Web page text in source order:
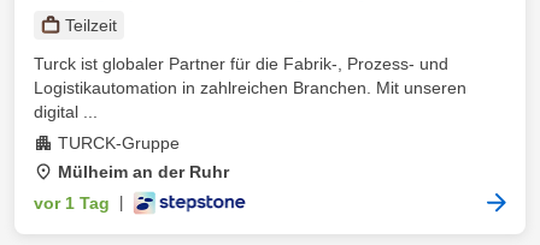
Teilzeit
Turck ist globaler Partner für die Fabrik-, Prozess- und
Logistikautomation in zahlreichen Branchen. Mit unseren
digital ...
TURCK-Gruppe
Mülheim an der Ruhr
vor 1 Tag